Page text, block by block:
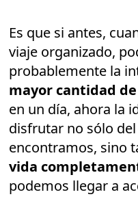
Es que si antes,
viaje organizado,
probablemente la
mayor cantidad
en un día, ahora la
disfrutar no sólo
encontramos, sino
vida
podemos llegar a